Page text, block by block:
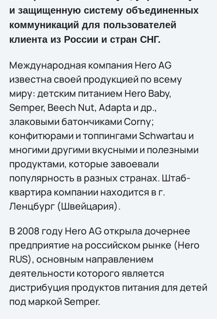
и защищенную систему объединенных
коммуникаций для пользователей
клиента из России и стран СНГ.
Международная компания Hero AG
известна своей продукцией по всему
миру: детским питанием Hero Baby,
Semper, Beech Nut, Adapta и др.,
злаковыми батончиками Corny;
конфитюрами и топпингами Schwartau и
многими другими вкусными и полезными
продуктами, которые завоевали
популярность в разных странах. Штаб-
квартира компании находится в г.
Ленцбург (Швейцария).
В 2008 году Hero AG открыла дочернее
предприятие на российском рынке (Hero
RUS), основным направлением
деятельности которого является
дистрибуция продуктов питания для детей
под маркой Semper.